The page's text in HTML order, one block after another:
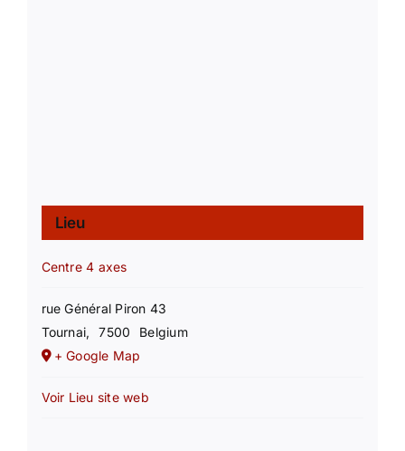
Lieu
Centre 4 axes
rue Général Piron 43
Tournai, 7500
Belgium
+ Google Map
Voir Lieu site web